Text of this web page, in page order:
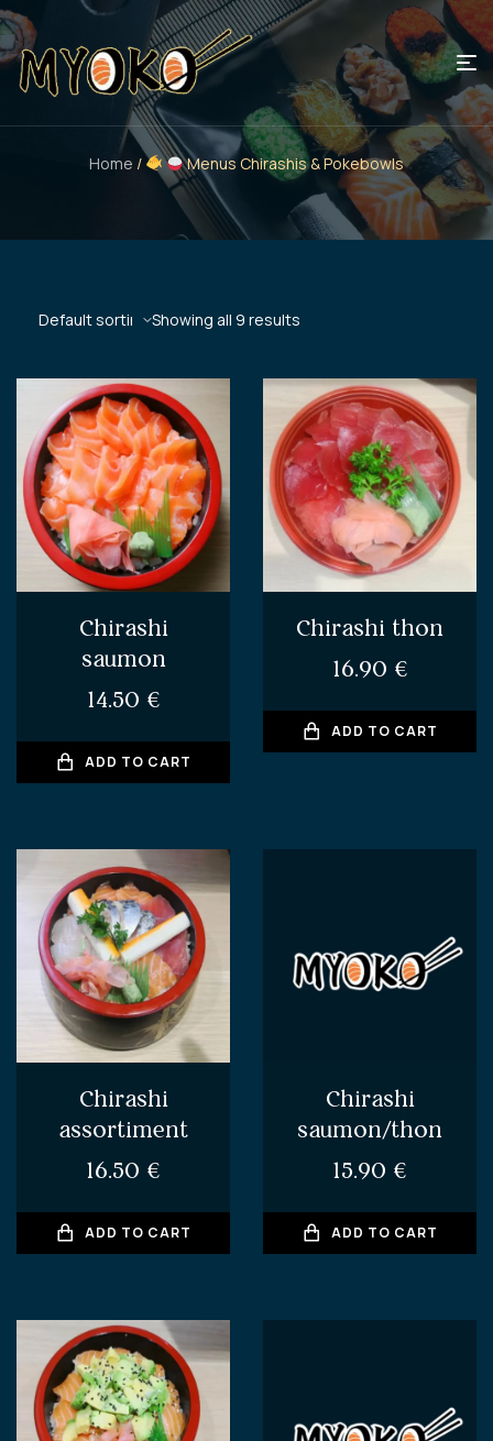
Home / Menus Chirashis & Pokebowls
Showing all 9 results
Chirashi
saumon
14.50 €
ADD TO CART
Chirashi thon
16.90 €
ADD TO CART
Chirashi
assortiment
16.50 €
ADD TO CART
Chirashi
saumon/thon
15.90 €
ADD TO CART